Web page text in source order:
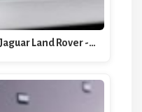
Land Rover -…